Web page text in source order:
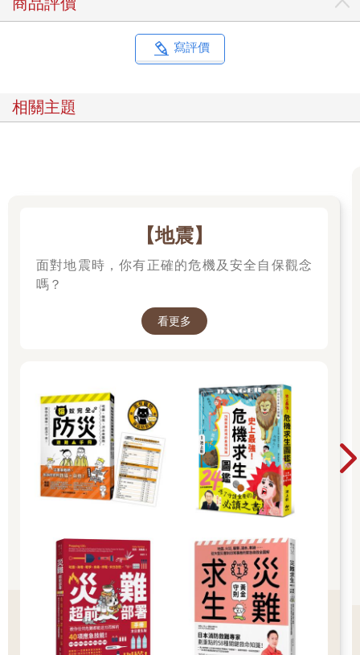
寫評價
相關主題
【地震】
面對地震時，你有正確的危機及安全自保觀念
嗎？
看更多